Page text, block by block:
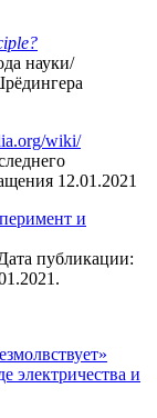
науки/
wiki/
12.01.2021
и
публикации:
электричества и